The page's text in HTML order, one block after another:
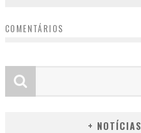
COMENTÁRIOS
+ NOTÍCIAS